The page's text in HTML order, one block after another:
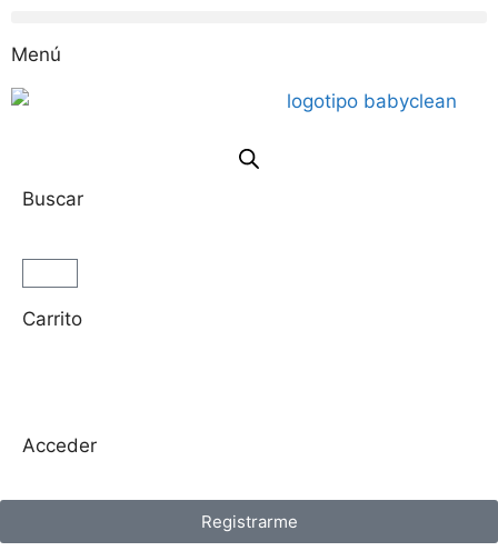
Menú
Buscar
Carrito
Acceder
Registrarme